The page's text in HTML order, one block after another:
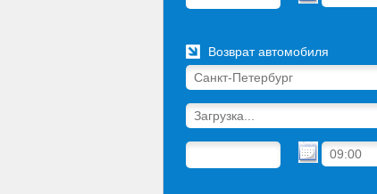
Возврат автомобиля